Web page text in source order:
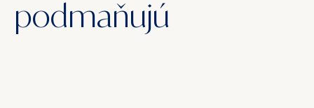
podmaňujú